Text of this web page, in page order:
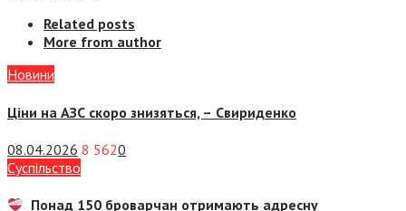
Related posts
More from author
Новини
Ціни на АЗС скоро знизяться, – Свириденко
08.04.2026 8 5620
Суспiльство
Понад 150 броварчан отримають адресну